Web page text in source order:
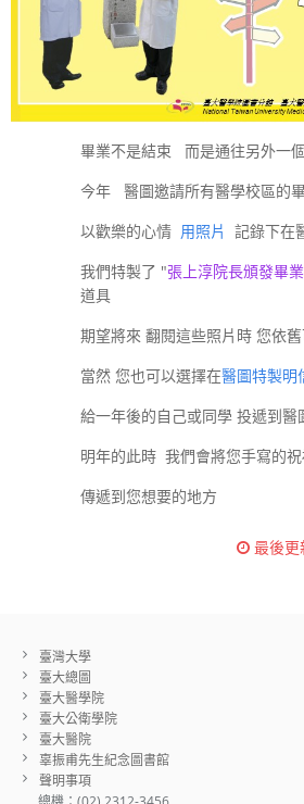
畢業不是結束
而是通往另外一
今年
醫圖邀請所有醫學校區的
以歡樂的心情 用照片 記錄下在
我們特製了 "張上淳院長頒發畢
道具
期望將來 翻閱這些照片時 您依
當然 您也可以選擇在醫圖特製明
給一年後的自己或同學 投遞到醫
明年的此時 我們會將您手寫的
傳遞到您想要的地方
最後更
臺灣大學
臺大總圖
臺大醫學院
臺大公衛學院
臺大醫院
辜振甫先生紀念圖書館
聲明事項